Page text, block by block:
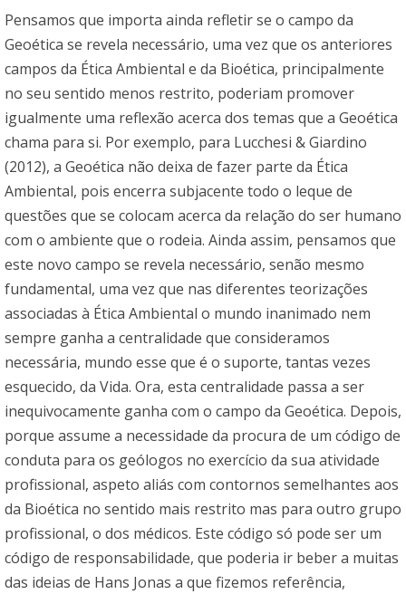
Pensamos que importa ainda refletir se o campo da
Geoética se revela necessário, uma vez que os anteriores
campos da Ética Ambiental e da Bioética, principalmente
no seu sentido menos restrito, poderiam promover
igualmente uma reflexão acerca dos temas que a Geoética
chama para si. Por exemplo, para Lucchesi & Giardino
(2012), a Geoética não deixa de fazer parte da Ética
Ambiental, pois encerra subjacente todo o leque de
questões que se colocam acerca da relação do ser humano
com o ambiente que o rodeia. Ainda assim, pensamos que
este novo campo se revela necessário, senão mesmo
fundamental, uma vez que nas diferentes teorizações
associadas à Ética Ambiental o mundo inanimado nem
sempre ganha a centralidade que consideramos
necessária, mundo esse que é o suporte, tantas vezes
esquecido, da Vida. Ora, esta centralidade passa a ser
inequivocamente ganha com o campo da Geoética. Depois,
porque assume a necessidade da procura de um código de
conduta para os geólogos no exercício da sua atividade
profissional, aspeto aliás com contornos semelhantes aos
da Bioética no sentido mais restrito mas para outro grupo
profissional, o dos médicos. Este código só pode ser um
código de responsabilidade, que poderia ir beber a muitas
das ideias de Hans Jonas a que fizemos referência,